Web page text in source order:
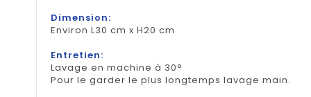
Dimension:
Environ L30 cm x H20 cm
Entretien:
Lavage en machine à 30°
Pour le garder le plus longtemps lavage main.